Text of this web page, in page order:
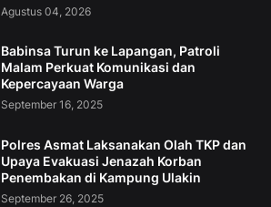
Agustus 04, 2026
Babinsa Turun ke Lapangan, Patroli
Malam Perkuat Komunikasi dan
Kepercayaan Warga
September 16, 2025
Polres Asmat Laksanakan Olah TKP dan
Upaya Evakuasi Jenazah Korban
Penembakan di Kampung Ulakin
September 26, 2025